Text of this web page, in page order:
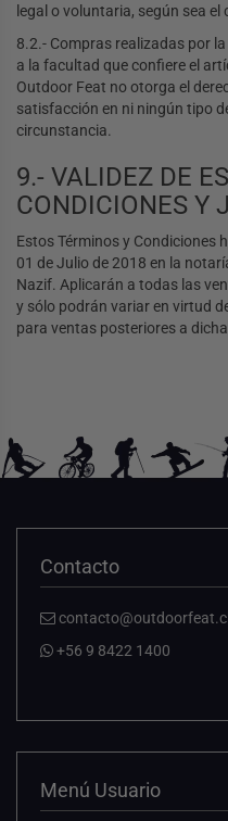
legal o voluntaria, según sea el
8.2.- Compras realizadas por
a la facultad que confiere el
Outdoor Feat no otorga el
satisfacción en ni ningún tipo
circunstancia.
9.- VALIDEZ DE
CONDICIONES Y
Estos Términos y Condiciones
01 de Julio de 2018 en la
Nazif. Aplicarán a todas las
y sólo podrán variar en virtud
para ventas posteriores a
Contacto
contacto@outdoorfeat.cl
+56 9 8422 1400
Menú Usuario